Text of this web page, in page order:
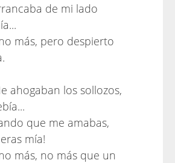
de mi lado
más, pero despierto
ahogaban los sollozos,
que me amabas,
mía!
más, no más que un